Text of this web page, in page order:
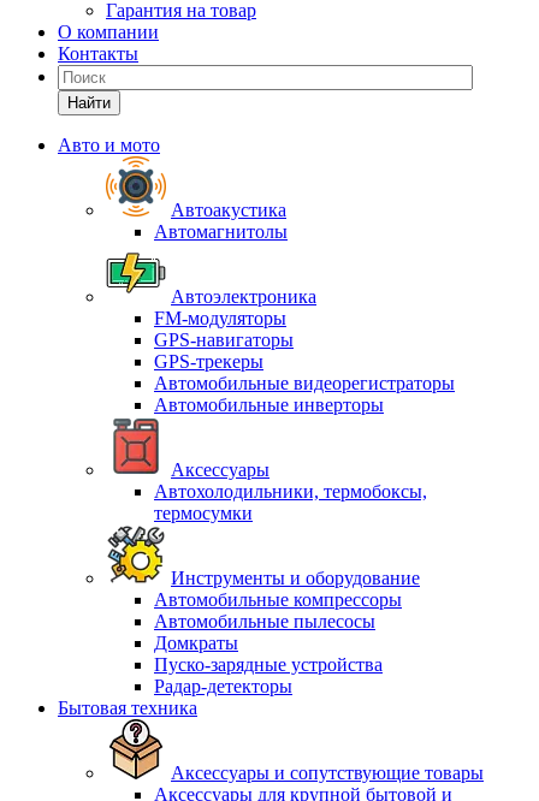
Гарантия на товар
О компании
Контакты
Найти
Авто и мото
Автоакустика
Автомагнитолы
Автоэлектроника
FM-модуляторы
GPS-навигаторы
GPS-трекеры
Автомобильные видеорегистраторы
Автомобильные инверторы
Аксессуары
Автохолодильники, термобоксы,
термосумки
Инструменты и оборудование
Автомобильные компрессоры
Автомобильные пылесосы
Домкраты
Пуско-зарядные устройства
Радар-детекторы
Бытовая техника
Аксессуары и сопутствующие товары
Аксессуары для крупной бытовой и